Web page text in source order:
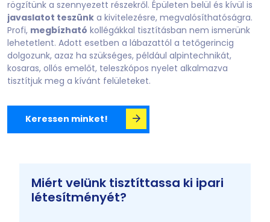
rögzítünk a szennyezett részekről. Épületen belül és kívül is
javaslatot teszünk a kivitelezésre, megvalósíthatóságra.
Profi, megbízható kollégákkal tisztításban nem ismerünk
lehetetlent. Adott esetben a lábazattól a tetőgerincig
dolgozunk, azaz ha szükséges, például alpintechnikát,
kosaras, ollós emelőt, teleszkópos nyelet alkalmazva
tisztítjuk meg a kívánt felületeket.
Keressen minket!
Miért velünk tisztíttassa ki ipari
létesítményét?